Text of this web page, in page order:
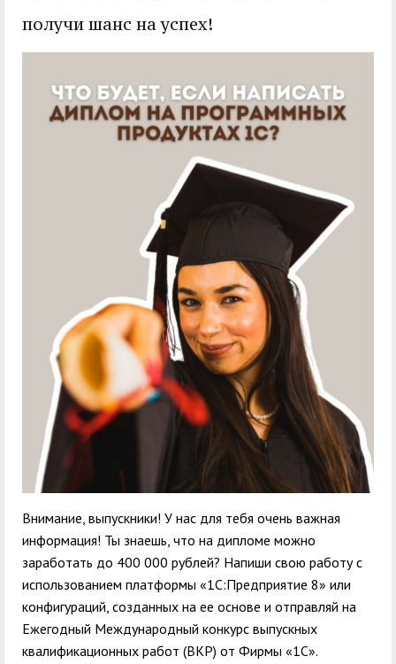
предоставлении
получи шанс на успех!
Внимание, выпускники! У нас для тебя очень важная
информация! Ты знаешь, что на дипломе можно
заработать до 400 000 рублей? Напиши свою работу с
использованием платформы «1С:Предприятие 8» или
конфигураций, созданных на ее основе и отправляй на
Ежегодный Международный конкурс выпускных
квалификационных работ (ВКР) от Фирмы «1С».